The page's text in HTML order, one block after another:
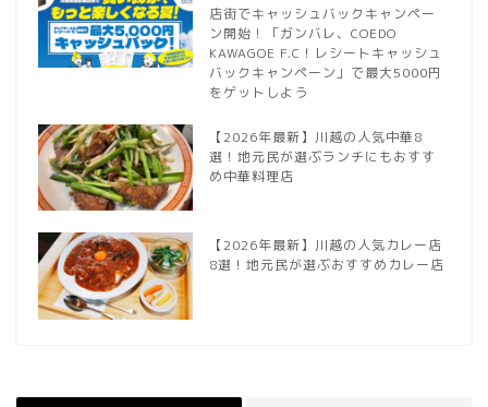
店街でキャッシュバックキャンペー
ン開始！「ガンバレ、COEDO
KAWAGOE F.C！レシートキャッシュ
バックキャンペーン」で最大5000円
をゲットしよう
【2026年最新】川越の人気中華8
選！地元民が選ぶランチにもおすす
め中華料理店
【2026年最新】川越の人気カレー店
8選！地元民が選ぶおすすめカレー店